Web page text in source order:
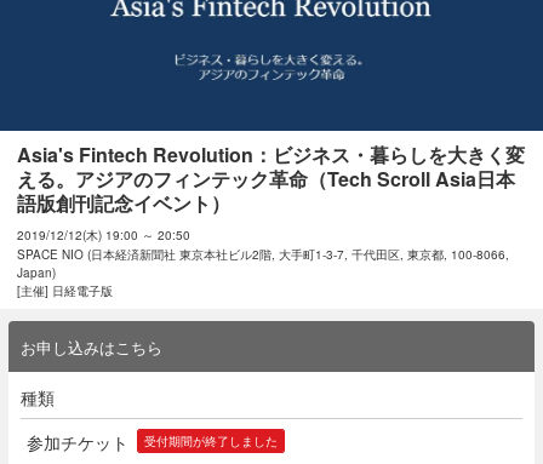
Asia's Fintech Revolution：ビジネス・暮らしを大きく変
える。アジアのフィンテック革命（Tech Scroll Asia日本
語版創刊記念イベント）
2019/12/12(木) 19:00 ～ 20:50
SPACE NIO (日本経済新聞社 東京本社ビル2階, 大手町1-3-7, 千代田区, 東京都, 100-8066,
Japan)
[主催] 日経電子版
お申し込みはこちら
種類
参加チケット
受付期間が終了しました